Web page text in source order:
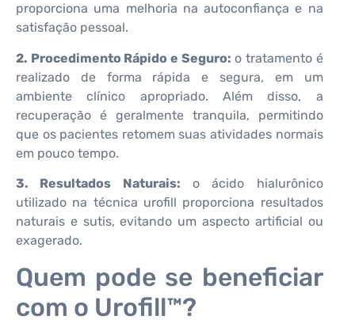
proporciona uma melhoria na autoconfiança e na
satisfação pessoal.
2. Procedimento Rápido e Seguro: o tratamento é
realizado de forma rápida e segura, em um
ambiente clínico apropriado. Além disso, a
recuperação é geralmente tranquila, permitindo
que os pacientes retomem suas atividades normais
em pouco tempo.
3. Resultados Naturais: o ácido hialurônico
utilizado na técnica urofill proporciona resultados
naturais e sutis, evitando um aspecto artificial ou
exagerado.
Quem pode se beneficiar
com o Urofill™?